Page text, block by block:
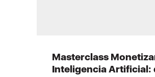
Masterclass
Inteligencia Artificial: